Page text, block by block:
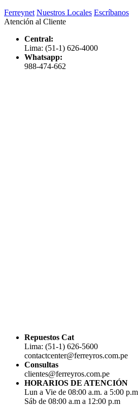
Ferreynet Nuestros Locales Escríbanos
Atención al Cliente
Central:
Lima: (51-1) 626-4000
Whatsapp:
988-474-662
Repuestos Cat
Lima: (51-1) 626-5600
contactcenter@ferreyros.com.pe
Consultas
clientes@ferreyros.com.pe
HORARIOS DE ATENCIÓN
Lun a Vie de 08:00 a.m. a 5:00 p.m
Sáb de 08:00 a.m a 12:00 p.m